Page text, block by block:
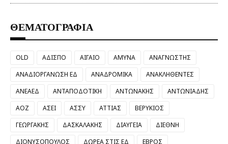
ΘΕΜΑΤΟΓΡΑΦΙΑ
OLD ΑΔΙΣΠΟ ΑΙΓΑΙΟ ΑΜΥΝΑ
ΑΝΑΓΝΩΣΤΗΣ
ΑΝΑΔΙΟΡΓΑΝΩΣΗ ΕΔ
ΑΝΑΔΡΟΜΙΚΑ
ΑΝΑΚΛΗΘΕΝΤΕΣ
ΑΝΕΑΕΔ
ΑΝΤΑΠΟΔΟΤΙΚΗ ΑΝΤΩΝΑΚΗΣ
ΑΝΤΩΝΙΑΔΗΣ
ΑΟΖ
ΑΣΕΙ ΑΣΣΥ ΑΤΤΙΑΣ
ΒΕΡΥΚΙΟΣ
ΓΕΩΡΓΑΚΗΣ
ΔΑΣΚΑΛΑΚΗΣ ΔΙΑΥΓΕΙΑ
ΔΙΕΘΝΗ
ΔΙΟΝΥΣΟΠΟΥΛΟΣ
ΔΩΡΕΑ ΣΤΙΣ ΕΔ
ΕΒΡΟΣ